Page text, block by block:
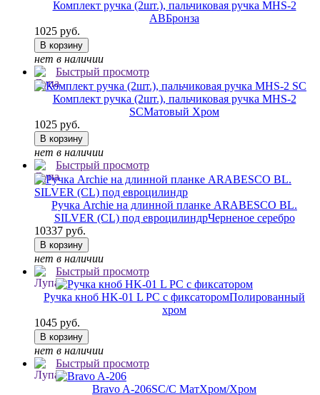
Комплект ручка (2шт.), пальчиковая ручка MHS-2
ABБронза
1025 руб.
В корзину
нет в наличии
Быстрый просмотр
Комплект ручка (2шт.), пальчиковая ручка MHS-2
SCМатовый Хром
1025 руб.
В корзину
нет в наличии
Быстрый просмотр
Ручка Archie на длинной планке ARABESCO BL.
SILVER (CL) под евроцилиндрЧерненое серебро
10337 руб.
В корзину
нет в наличии
Быстрый просмотр
Ручка кноб HK-01 L PC с фиксаторомПолированный
хром
1045 руб.
В корзину
нет в наличии
Быстрый просмотр
Bravo A-206SC/C МатХром/Хром